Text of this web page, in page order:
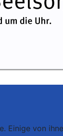
Einige von